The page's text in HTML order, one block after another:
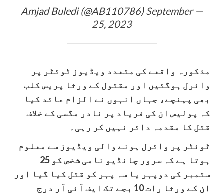
— Amjad Buledi (@AB110786)
September
25, 2023
مذکورہ واقعے کی متعدد ویڈیوز ٹوئٹر پر
وائرل ہوگئیں اور مقتول کے ورثا پریس کلب
بھی پہنچے، جہاں انہوں نے الزام عائد کیا
کہ پولیس ان کی فریاد پر نادر مگسی کے خلاف
قتل کا مقدمہ دائر نہیں کر رہی۔
ٹوئٹر پر وائرل ہونے والی ویڈیوز سے معلوم
ہوتا ہے کہ سرور چانڈیو نامی شخص کو 25
ستمبر کی دوپہر یا سہ پہر کو قتل کیا گیا اور
ان کے ورثا رات 10 بجے تک ایف آئی آر درج